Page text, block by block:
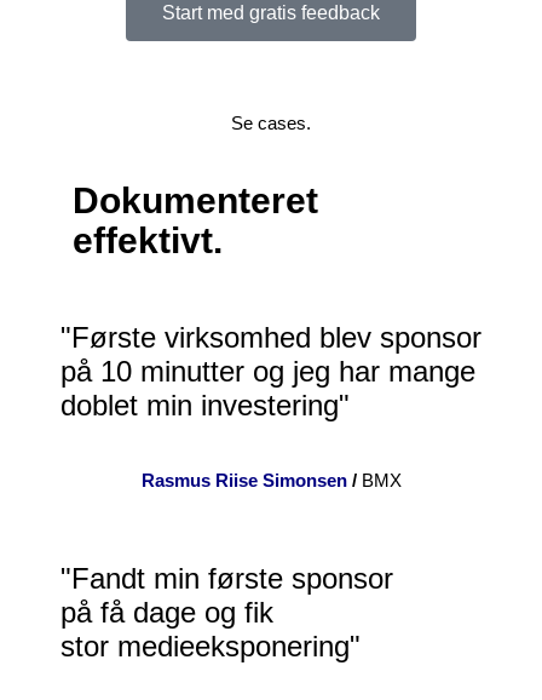
Start med gratis feedback
Se cases.
Dokumenteret
effektivt.
"Første virksomhed blev sponsor
på 10 minutter og jeg har mange
doblet min investering"
Rasmus Riise Simonsen/ BMX
"Fandt min første sponsor
på få dage og fik
stor medieeksponering"